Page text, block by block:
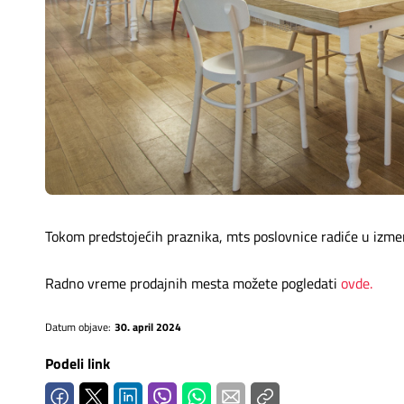
eRačun
Prilagođeno tebi
Putuj pametnije
Tokom predstojećih praznika, mts poslovnice radiće u
Radno vreme prodajnih mesta možete pogledati ovde.
Datum objave: 30. april 2024
Podeli link